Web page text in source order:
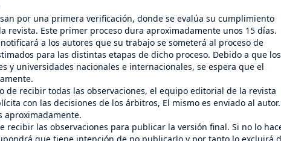
por una primera verificación, donde se evalúa su cumplimiento
revista. Este primer proceso dura aproximadamente unos 15 días.
a los autores que su trabajo se someterá al proceso de
para las distintas etapas de dicho proceso. Debido a que los
y universidades nacionales e internacionales, se espera que el
de recibir todas las observaciones, el equipo editorial de la revista
con las decisiones de los árbitros, El mismo es enviado al autor.
aproximadamente.
recibir las observaciones para publicar la versión final. Si no lo